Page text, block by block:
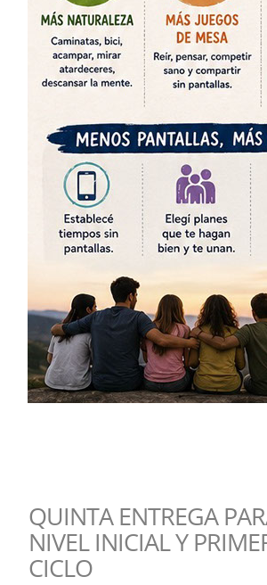
QUINTA ENTREGA
NIVEL INICIAL Y
CICLO